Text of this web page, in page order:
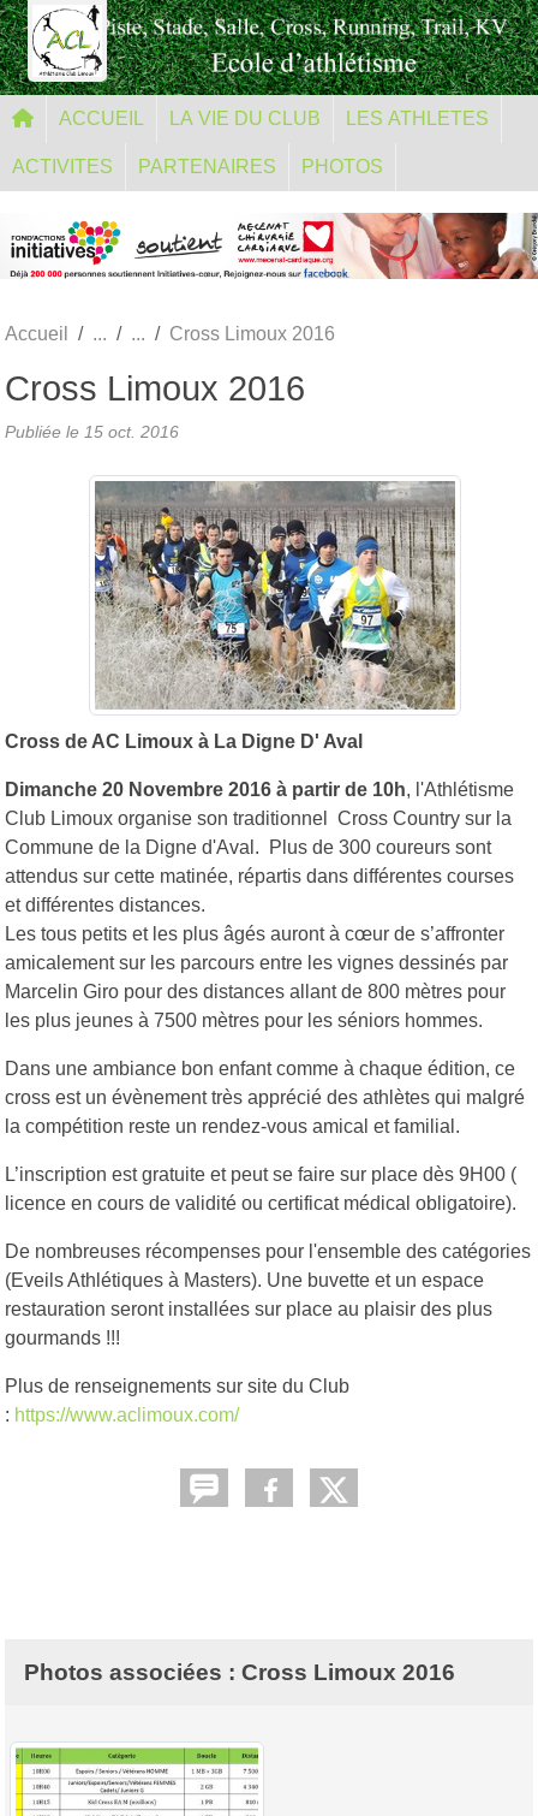
ACCUEIL LA VIE DU CLUB LES ATHLETES
ACTIVITES PARTENAIRES PHOTOS
Accueil Cross Limoux 2016
Cross Limoux 2016
Publiée le 15 oct. 2016
Cross de AC Limoux à La Digne D' Aval
Dimanche 20 Novembre 2016 à partir de 10h, l'Athlétisme
Club Limoux organise son traditionnel Cross Country sur la
Commune de la Digne d'Aval. Plus de 300 coureurs sont
attendus sur cette matinée, répartis dans différentes courses
et différentes distances.
Les tous petits et les plus âgés auront à cœur de s’affronter
amicalement sur les parcours entre les vignes dessinés par
Marcelin Giro pour des distances allant de 800 mètres pour
les plus jeunes à 7500 mètres pour les séniors hommes.
Dans une ambiance bon enfant comme à chaque édition, ce
cross est un évènement très apprécié des athlètes qui malgré
la compétition reste un rendez-vous amical et familial.
L’inscription est gratuite et peut se faire sur place dès 9H00 (
licence en cours de validité ou certificat médical obligatoire).
De nombreuses récompenses pour l'ensemble des catégories
(Eveils Athlétiques à Masters). Une buvette et un espace
restauration seront installées sur place au plaisir des plus
gourmands !!!
Plus de renseignements sur site du Club
: https://www.aclimoux.com/
Photos associées : Cross Limoux 2016
Panneau de gestion des cookies